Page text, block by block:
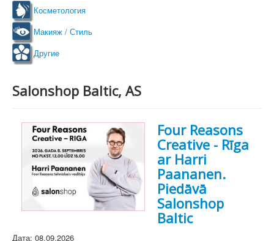
Косметология
Макияж / Стиль
Другие
Salonshop Baltic, AS
Four Reasons
Creative - Rīga
ar Harri
Paananen.
Piedāvā
Salonshop
Baltic
Дата: 08.09.2026